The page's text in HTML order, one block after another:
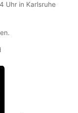
Uhr in Karlsruhe